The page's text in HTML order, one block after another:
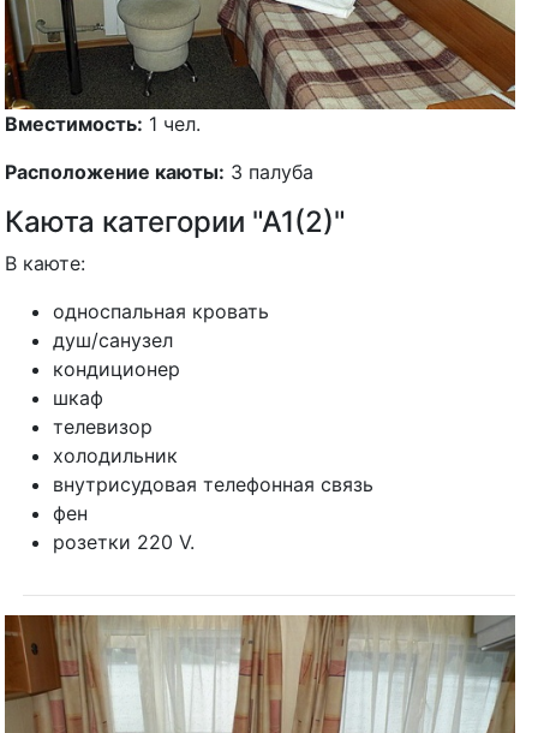
Вместимость: 1 чел.
Расположение каюты: 3 палуба
Каюта категории "А1(2)"
В каюте:
односпальная кровать
душ/санузел
кондиционер
шкаф
телевизор
холодильник
внутрисудовая телефонная связь
фен
розетки 220 V.